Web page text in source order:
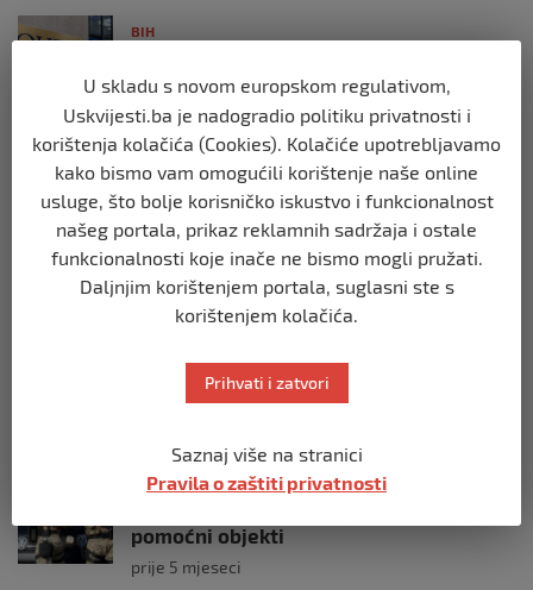
BIH
OHR-a – šta vi mislite?
prije 3 mjeseca
BIH
Zašto Bakir Izetbegović trenutno ima
najveće šanse za povratak u
Predsjedništvo BiH
prije 3 mjeseca
Demantij Federalnog ministarstva
unutrašnjih poslova
BIH
pomoćni objekti
prije 5 mjeseci
U skladu s novom europskom regulativom,
Uskvijesti.ba je nadogradio politiku privatnosti i
korištenja kolačića (Cookies). Kolačiće upotrebljavamo
kako bismo vam omogućili korištenje naše online
usluge, što bolje korisničko iskustvo i funkcionalnost
našeg portala, prikaz reklamnih sadržaja i ostale
funkcionalnosti koje inače ne bismo mogli pružati.
Daljnjim korištenjem portala, suglasni ste s
korištenjem kolačića.
Prihvati i zatvori
Saznaj više na stranici
Pravila o zaštiti privatnosti